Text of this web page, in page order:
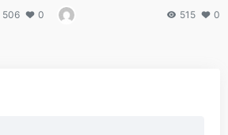
506 0 515 0